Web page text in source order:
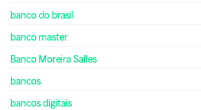
banco do brasil
banco master
Banco Moreira Salles
bancos
bancos digitais